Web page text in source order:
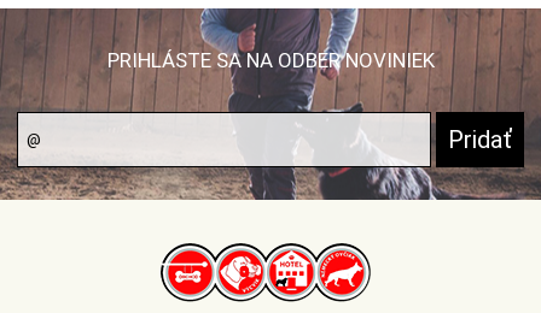
PRIHLÁSTE SA NA ODBER NOVINIEK